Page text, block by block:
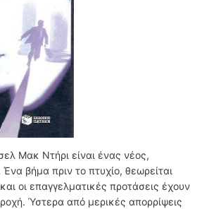
Μακ Ντήρι είναι ένας νέος,
βήμα πριν το πτυχίο, θεωρείται
οι επαγγελματικές προτάσεις έχουν
Ύστερα από μερικές απορρίψεις